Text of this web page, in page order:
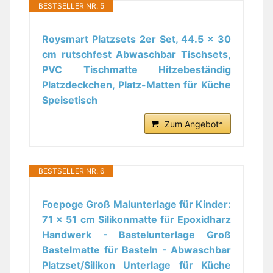
BESTSELLER NR. 5
Roysmart Platzsets 2er Set, 44.5 x 30
cm rutschfest Abwaschbar Tischsets,
PVC Tischmatte Hitzebeständig
Platzdeckchen, Platz-Matten für Küche
Speisetisch
Zum Angebot*
BESTSELLER NR. 6
Foepoge Groß Malunterlage für Kinder:
71 x 51 cm Silikonmatte für Epoxidharz
Handwerk - Bastelunterlage Groß
Bastelmatte für Basteln - Abwaschbar
Platzset/Silikon Unterlage für Küche